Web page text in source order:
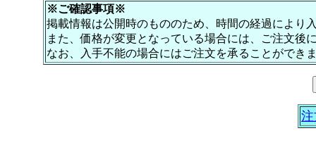
※ご確認事項※
掲載情報は公開時のもののため、時間の経過により
また、価格が変更となっている場合には、ご注文後
なお、入手不能の場合にはご注文を承ることができ